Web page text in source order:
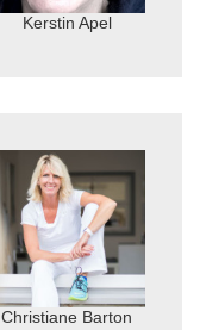
Kerstin Apel
Christiane Barton